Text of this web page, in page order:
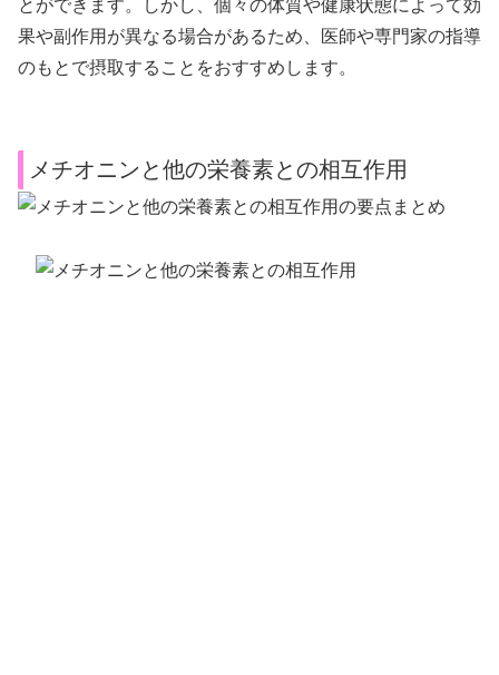
とができます。しかし、個々の体質や健康状態によって効
果や副作用が異なる場合があるため、医師や専門家の指導
のもとで摂取することをおすすめします。
メチオニンと他の栄養素との相互作用